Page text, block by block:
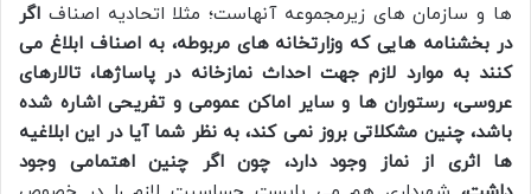
ها و سازمان های زیرمجموعه آنهاست؛ مثلا اتحادیه اصناف اگر
در بخشنامه هایی که وزارتخانه های مربوطه، به اصناف ابلاغ می
کنند به موارد لازم جهت احداث نمازخانه در پاساژها، تالارهای
عروسی، رستوران ها و سایر اماکن عمومی و تفریحی اشاره شده
باشد، چنین مشکلاتی بروز نمی کند، به نظر شما آیا در این ابلاغیه
ها اثری از نماز وجود دارد، چون اگر چنین اهتمامی وجود